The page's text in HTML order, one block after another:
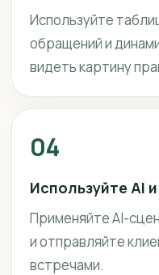
Используйте
обращений и
видеть картину
04
Используйте AI
Применяйте AI-
и отправляйте
встречами.